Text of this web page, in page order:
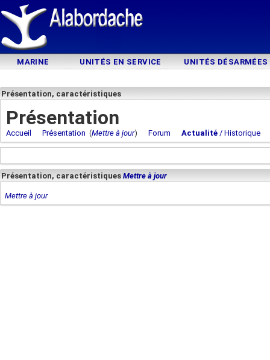
MARINE UNITÉS EN SERVICE UNITÉS DÉSARMÉES
Présentation, caractéristiques
Présentation
Accueil Présentation (Mettre à jour) Forum Actualité / Historique
Présentation, caractéristiques Mettre à jour
Mettre à jour